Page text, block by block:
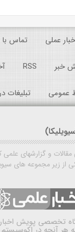
عملی تماس با
خبر RSS
عمومی تبلیغات
و گزارشهای علمی
از زیر مجموعه های
تخصصی پویش